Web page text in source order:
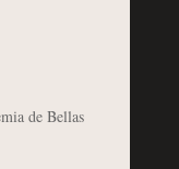
de Bellas